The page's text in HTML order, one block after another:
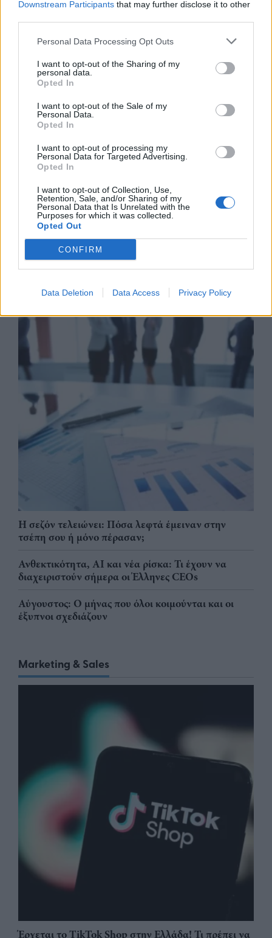
Downstream Participants that may further disclose it to other
Personal Data Processing Opt Outs
I want to opt-out of the Sharing of my
personal data.
Opted In
I want to opt-out of the Sale of my
Personal Data.
Opted In
I want to opt-out of processing my
Personal Data for Targeted Advertising.
Opted In
I want to opt-out of Collection, Use,
Retention, Sale, and/or Sharing of my
Personal Data that Is Unrelated with the
Purposes for which it was collected.
Opted Out
CONFIRM
Data Deletion Data Access Privacy Policy
αγροτικές επιδοτήσεις
03/08/26|12:09
ΥΠΑΑΤ: Παρέμβαση για τη
στήριξη των αγροτών που
αγροτικών προϊόντων - Τι
τάση
27/07/26|15:24
Business Know-how
Η σεζόν τελειώνει: Πόσα λεφτά έμειναν στην
τσέπη σου ή μόνο πέρασαν;
Ανθεκτικότητα, AI και νέα ρίσκα: Τι έχουν να
διαχειριστούν σήμερα οι Έλληνες CEOs
Αύγουστος: Ο μήνας που όλοι κοιμούνται και οι
έξυπνοι σχεδιάζουν
Marketing & Sales
Έρχεται το TikTok Shop στην Ελλάδα! Τι πρέπει να